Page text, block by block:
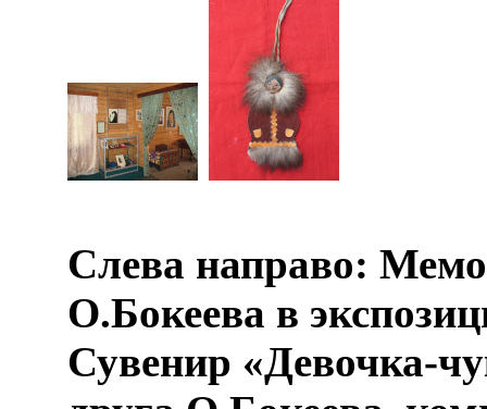
Слева направо:
О.Бокеева в
Сувенир «Девочка-